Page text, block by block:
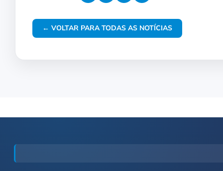
← VOLTAR PARA TODAS AS NOTÍCIAS